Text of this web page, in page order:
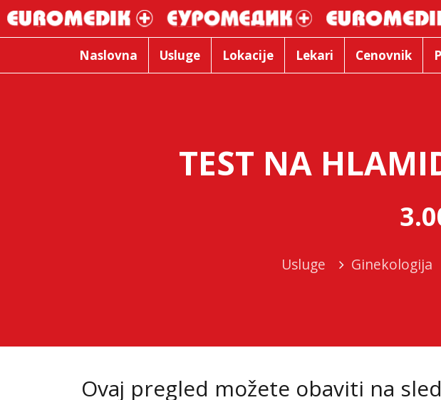
Naslovna Usluge Lokacije Lekari Cenovnik
TEST NA
Usluge Ginekologija
Ovaj pregled možete obaviti na